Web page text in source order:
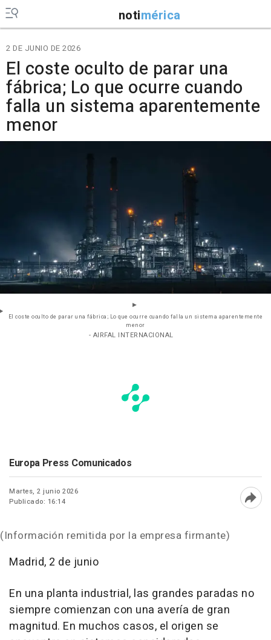
notimérica
2 DE JUNIO DE 2026
El coste oculto de parar una
fábrica; Lo que ocurre cuando
falla un sistema aparentemente
menor
El coste oculto de parar una fábrica; Lo que ocurre cuando falla un sistema aparentemente
menor
- AIRFAL INTERNACIONAL
Europa Press Comunicados
Martes, 2 junio 2026
Publicado: 16:14
(Información remitida por la empresa firmante)
Madrid, 2 de junio
En una planta industrial, las grandes paradas no
siempre comienzan con una avería de gran
magnitud. En muchos casos, el origen se